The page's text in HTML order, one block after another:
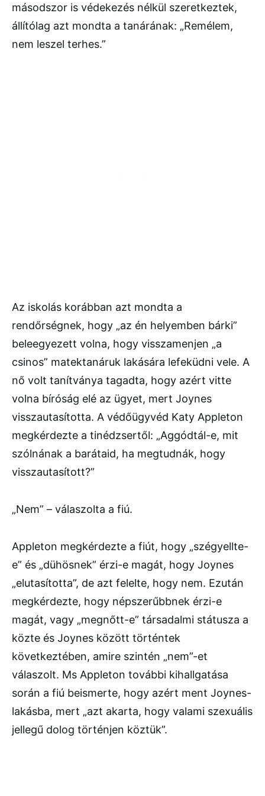
másodszor is védekezés nélkül szeretkeztek,
állítólag azt mondta a tanárának: „Remélem,
nem leszel terhes.”
Az iskolás korábban azt mondta a
rendőrségnek, hogy „az én helyemben bárki”
beleegyezett volna, hogy visszamenjen „a
csinos” matektanáruk lakására lefeküdni vele. A
nő volt tanítványa tagadta, hogy azért vitte
volna bíróság elé az ügyet, mert Joynes
visszautasította. A védőügyvéd Katy Appleton
megkérdezte a tinédzsertől: „Aggódtál-e, mit
szólnának a barátaid, ha megtudnák, hogy
visszautasított?”
„Nem” – válaszolta a fiú.
Appleton megkérdezte a fiút, hogy „szégyellte-
e” és „dühösnek” érzi-e magát, hogy Joynes
„elutasította”, de azt felelte, hogy nem. Ezután
megkérdezte, hogy népszerűbbnek érzi-e
magát, vagy „megnőtt-e” társadalmi státusza a
közte és Joynes között történtek
következtében, amire szintén „nem”-et
válaszolt. Ms Appleton további kihallgatása
során a fiú beismerte, hogy azért ment Joynes-
lakásba, mert „azt akarta, hogy valami szexuális
jellegű dolog történjen köztük”.